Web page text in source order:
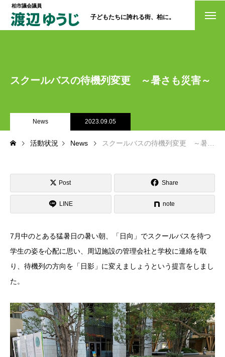
柏市議会議員
子どもたちに誇れる街、柏に。
NO選挙カー
選挙ドットコム
スクールバスの待機列変更 ～暑さも災害～
News 2023.09.05
活動状況 News スクールバスの待機列変更 ～暑さも災害～
Post Share
LINE note
7月中のとある猛暑日の暑い朝、「日向」でスクールバスを待つ
学生の姿を心配に思い、周辺施設の管理会社と学校に連絡を取
り、待機列の方向を「日影」に変えましょうという提言をしまし
た。